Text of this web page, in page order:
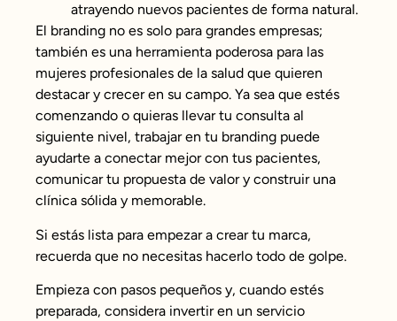
atrayendo nuevos pacientes de forma natural.
El branding no es solo para grandes empresas;
también es una herramienta poderosa para las
mujeres profesionales de la salud que quieren
destacar y crecer en su campo. Ya sea que estés
comenzando o quieras llevar tu consulta al
siguiente nivel, trabajar en tu branding puede
ayudarte a conectar mejor con tus pacientes,
comunicar tu propuesta de valor y construir una
clínica sólida y memorable.
Si estás lista para empezar a crear tu marca,
recuerda que no necesitas hacerlo todo de golpe.
Empieza con pasos pequeños y, cuando estés
preparada, considera invertir en un servicio